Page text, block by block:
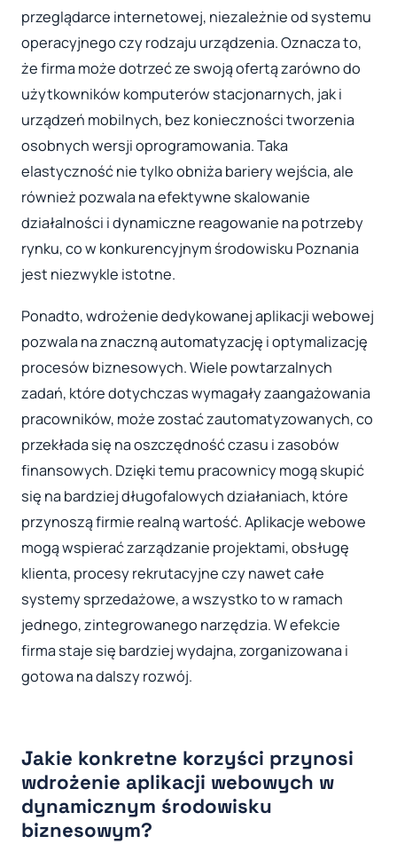
przeglądarce internetowej, niezależnie od systemu
operacyjnego czy rodzaju urządzenia. Oznacza to,
że firma może dotrzeć ze swoją ofertą zarówno do
użytkowników komputerów stacjonarnych, jak i
urządzeń mobilnych, bez konieczności tworzenia
osobnych wersji oprogramowania. Taka
elastyczność nie tylko obniża bariery wejścia, ale
również pozwala na efektywne skalowanie
działalności i dynamiczne reagowanie na potrzeby
rynku, co w konkurencyjnym środowisku Poznania
jest niezwykle istotne.
Ponadto, wdrożenie dedykowanej aplikacji webowej
pozwala na znaczną automatyzację i optymalizację
procesów biznesowych. Wiele powtarzalnych
zadań, które dotychczas wymagały zaangażowania
pracowników, może zostać zautomatyzowanych, co
przekłada się na oszczędność czasu i zasobów
finansowych. Dzięki temu pracownicy mogą skupić
się na bardziej długofalowych działaniach, które
przynoszą firmie realną wartość. Aplikacje webowe
mogą wspierać zarządzanie projektami, obsługę
klienta, procesy rekrutacyjne czy nawet całe
systemy sprzedażowe, a wszystko to w ramach
jednego, zintegrowanego narzędzia. W efekcie
firma staje się bardziej wydajna, zorganizowana i
gotowa na dalszy rozwój.
Jakie konkretne korzyści przynosi
wdrożenie aplikacji webowych w
dynamicznym środowisku
biznesowym?